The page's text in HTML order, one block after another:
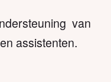
van
assistenten.